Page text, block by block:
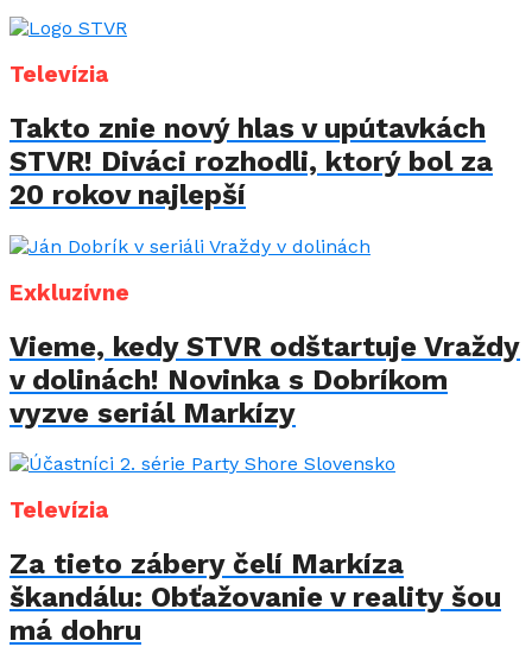
Televízia
Takto znie nový hlas v upútavkách
STVR! Diváci rozhodli, ktorý bol za
20 rokov najlepší
Exkluzívne
Vieme, kedy STVR odštartuje Vraždy
v dolinách! Novinka s Dobríkom
vyzve seriál Markízy
Televízia
Za tieto zábery čelí Markíza
škandálu: Obťažovanie v reality šou
má dohru